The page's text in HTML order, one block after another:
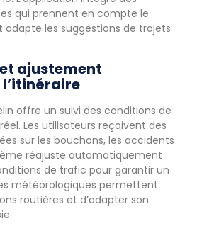
qui prennent en compte le
les suggestions de trajets
ajustement
offre un suivi des conditions de
Les utilisateurs reçoivent des
sur les bouchons, les accidents
réajuste automatiquement
de trafic pour garantir un
météorologiques permettent
routières et d’adapter son